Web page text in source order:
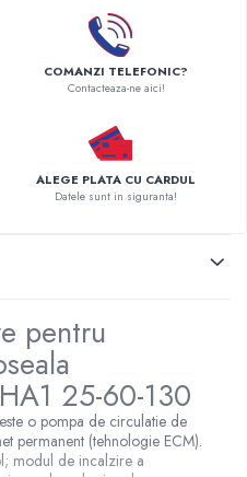
COMANZI TELEFONIC?
Contacteaza-ne aici!
ALEGE PLATA CU CARDUL
Datele sunt in siguranta!
pentru
25-60-130
o pompa de circulatie de
permanent (tehnologie ECM).
modul de incalzire a